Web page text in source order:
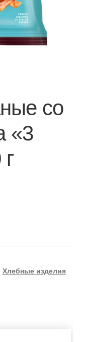
со
«3
Хлебные изделия